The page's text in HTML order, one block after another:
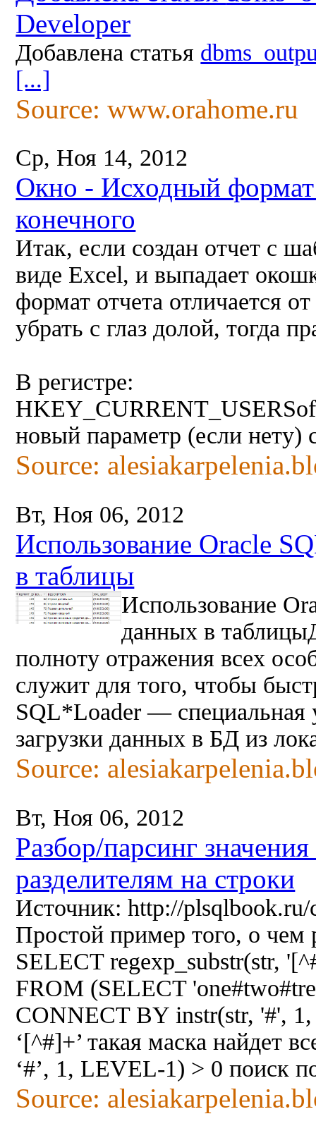
Developer
Добавлена статья
[...]
Source: www.orahome.ru
Ср, Ноя 14, 2012
Окно - Исходный формат
конечного
Итак, если создан отчет с
виде Excel, и выпадает
формат отчета отличается
убрать с глаз долой, тогда
В регистре:
новый параметр (если нету)
Source:
Вт, Ноя 06, 2012
Использование Oracle
в таблицы
Использование
данных в
полноту отражения всех
служит для того, чтобы
SQL*Loader — специальная
загрузки данных в БД из
Source:
Вт, Ноя 06, 2012
Разбор/парсинг
разделителям на строки
Источник: http://plsqlbook.ru/
Простой пример того, о чем
SELECT regexp_substr(str,
FROM (SELECT
CONNECT BY instr(str, '#',
‘[^#]+’ такая маска найдет
‘#’, 1, LEVEL-1) > 0 поиск
Source: